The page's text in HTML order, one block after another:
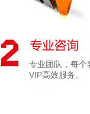
专业团队，每
VIP高效服务。